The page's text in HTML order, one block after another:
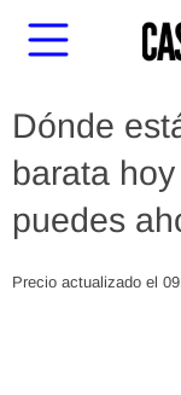
Dónde
barata
puedes
Precio actualizado el